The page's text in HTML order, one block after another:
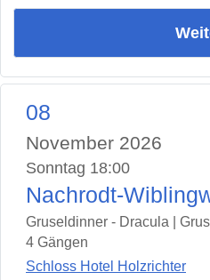
08
November 2026
Sonntag 18:00
Nachrodt-
Gruseldinner - Dracula |
4 Gängen
Schloss Hotel Holzrichter